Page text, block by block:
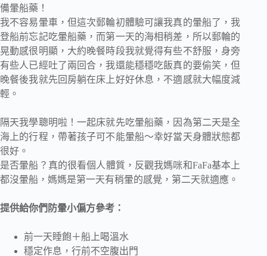
備暈船藥！
我不容易暈車，但這次郵輪初體驗可讓我真的暈船了，我
登船前忘記吃暈船藥，而第一天的海相稍差，所以郵輪的
晃動感很明顯，大約晚餐時段我就覺得有些不舒服，身旁
有些人已經吐了兩回合，我還能穩穩吃飯真的要偷笑，但
晚餐後我就先回房躺在床上好好休息，不適感就大幅度減
輕。
隔天我學聰明啦！一起床就先吃暈船藥，因為第二天是全
海上的行程，帶著孩子可不能暈船～幸好當天身體狀態都
很好。
是否暈船？真的很看個人體質，反觀我媽咪和FaFa基本上
都沒暈船，媽媽是第一天有稍暈的感覺，第二天就適應。
提供給你們防暈小偏方參考：
前一天睡飽＋船上喝溫水
穩定作息，行前不空腹出門